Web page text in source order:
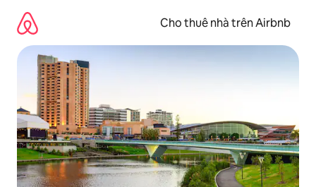
dung
Cho thuê nhà trên Airbnb